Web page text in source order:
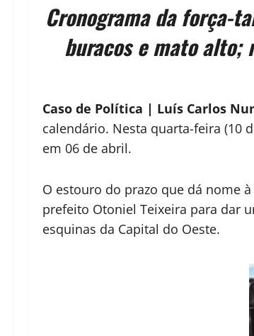
Cronograma da força-
buracos e mato alto;
Caso de Política | Luís Carlos
calendário. Nesta quarta-feira (10
em 06 de abril.
O estouro do prazo que dá nome
prefeito Otoniel Teixeira para dar
esquinas da Capital do Oeste.